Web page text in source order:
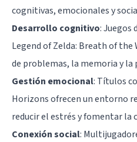
cognitivas, emocionales y
Desarrollo cognitivo: Juegos
Legend of Zelda: Breath of
de problemas, la memoria y la
Gestión emocional: Títulos
Horizons ofrecen un entorno
reducir el estrés y fomentar la
Conexión social: